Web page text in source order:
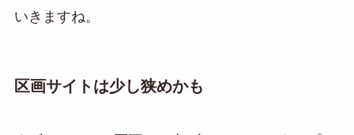
いきますね。
区画サイトは少し狭めかも